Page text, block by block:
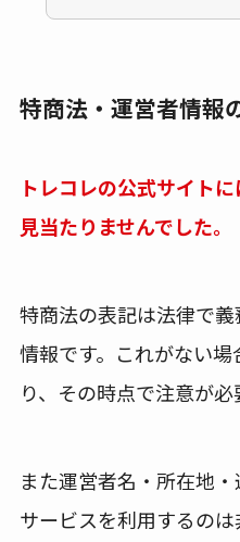
特商法・運営者情報
トレコレの公式サイト
見当たりませんでした。
特商法の表記は法律で
情報です。これがない
り、その時点で注意が必
また運営者名・所在地
サービスを利用するの